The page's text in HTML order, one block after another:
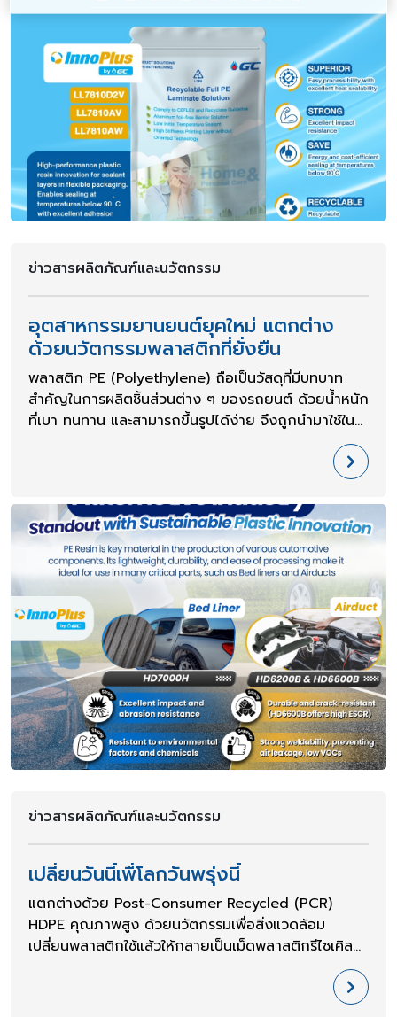
ข่าวสารผลิตภัณฑ์และนวัตกรรม
อุตสาหกรรมยานยนต์ยุคใหม่ แตกต่าง
ด้วยนวัตกรรมพลาสติกที่ยั่งยืน​
พลาสติก PE (Polyethylene) ถือเป็นวัสดุที่มีบทบาท
สำคัญในการผลิตชิ้นส่วนต่าง ๆ ของรถยนต์ ด้วยน้ำหนัก
ที่เบา ทนทาน และสามารถขึ้นรูปได้ง่าย จึงถูกนำมาใช้ใน
หลายส่วนสำคัญ เช่น Bed Liner (พลาสติกสำหรับปูพื้น
กระบะ) และ Airduct (ท่อแอร์) เพื่อเพิ่มประสิทธิภาพการ
ข่าวสารผลิตภัณฑ์และนวัตกรรม
เปลี่ยนวันนี้เพื่โลกวันพรุ่งนี้
แตกต่างด้วย Post-Consumer Recycled (PCR)
HDPE คุณภาพสูง ด้วยนวัตกรรมเพื่อสิ่งแวดล้อม
เปลี่ยนพลาสติกใช้แล้วให้กลายเป็นเม็ดพลาสติกรีไซเคิล